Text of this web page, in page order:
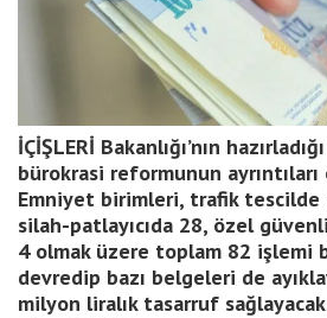
İÇİŞLERİ Bakanlığı’nın
bürokrasi reformunun ayrıntıları
Emniyet birimleri, trafik
silah-patlayıcıda 28, özel
4 olmak üzere toplam 82 işlemi
devredip bazı belgeleri de
milyon liralık tasarruf